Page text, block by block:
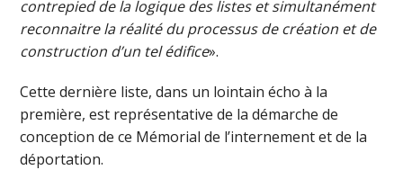
contrepied de la logique des listes et simultanément
reconnaitre la réalité du processus de création et de
construction d’un tel édifice».
Cette dernière liste, dans un lointain écho à la
première, est représentative de la démarche de
conception de ce Mémorial de l’internement et de la
déportation.